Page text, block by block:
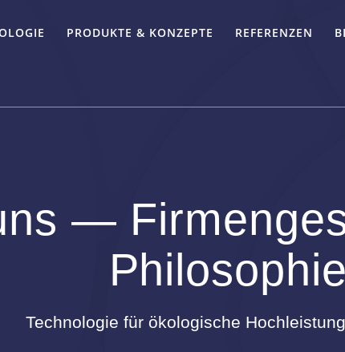
PRODUKTE & KONZEPTE REFERENZEN
—
Philosophie
Technologie für ökologische